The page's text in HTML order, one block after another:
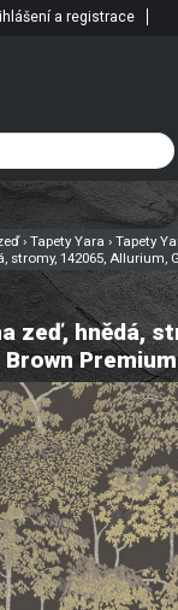
›Tapety Yara ›Tapety
stromy, 142065, Allurium,
zeď, hnědá,
Premium
a registrace